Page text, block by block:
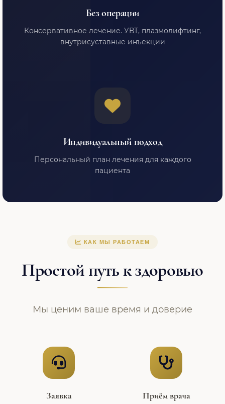
Без операции
Консервативное лечение. УВТ, плазмолифтинг,
внутрисуставные инъекции
Индивидуальный подход
Персональный план лечения для каждого
пациента
КАК МЫ РАБОТАЕМ
Простой путь к здоровью
Мы ценим ваше время и доверие
Заявка Приём врача